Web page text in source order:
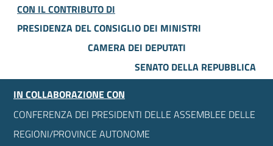
CON IL CONTRIBUTO DI
PRESIDENZA DEL CONSIGLIO DEI MINISTRI
CAMERA DEI DEPUTATI
SENATO DELLA REPUBBLICA
IN COLLABORAZIONE CON
CONFERENZA DEI PRESIDENTI DELLE ASSEMBLEE DELLE
REGIONI/PROVINCE AUTONOME